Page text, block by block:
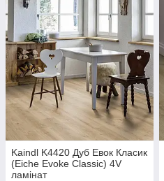
Kaindl K4420 Дуб Евок Класик
(Eiche Evoke Classic) 4V
ламінат